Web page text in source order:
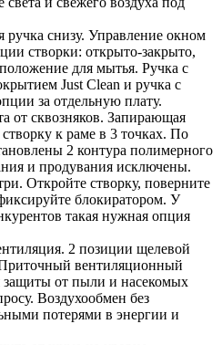
снизу. Управление окном
створки: открыто-закрыто,
для мытья. Ручка с
Just Clean и ручка с
за отдельную плату.
от сквозняков. Запирающая
к раме в 3 точках. По
2 контура полимерного
и продувания исключены.
Откройте створку, поверните
блокиратором. У
такая нужная опция
2 позиции щелевой
вентиляционный
защиты от пыли и насекомых
Воздухообмен без
потерями в энергии и